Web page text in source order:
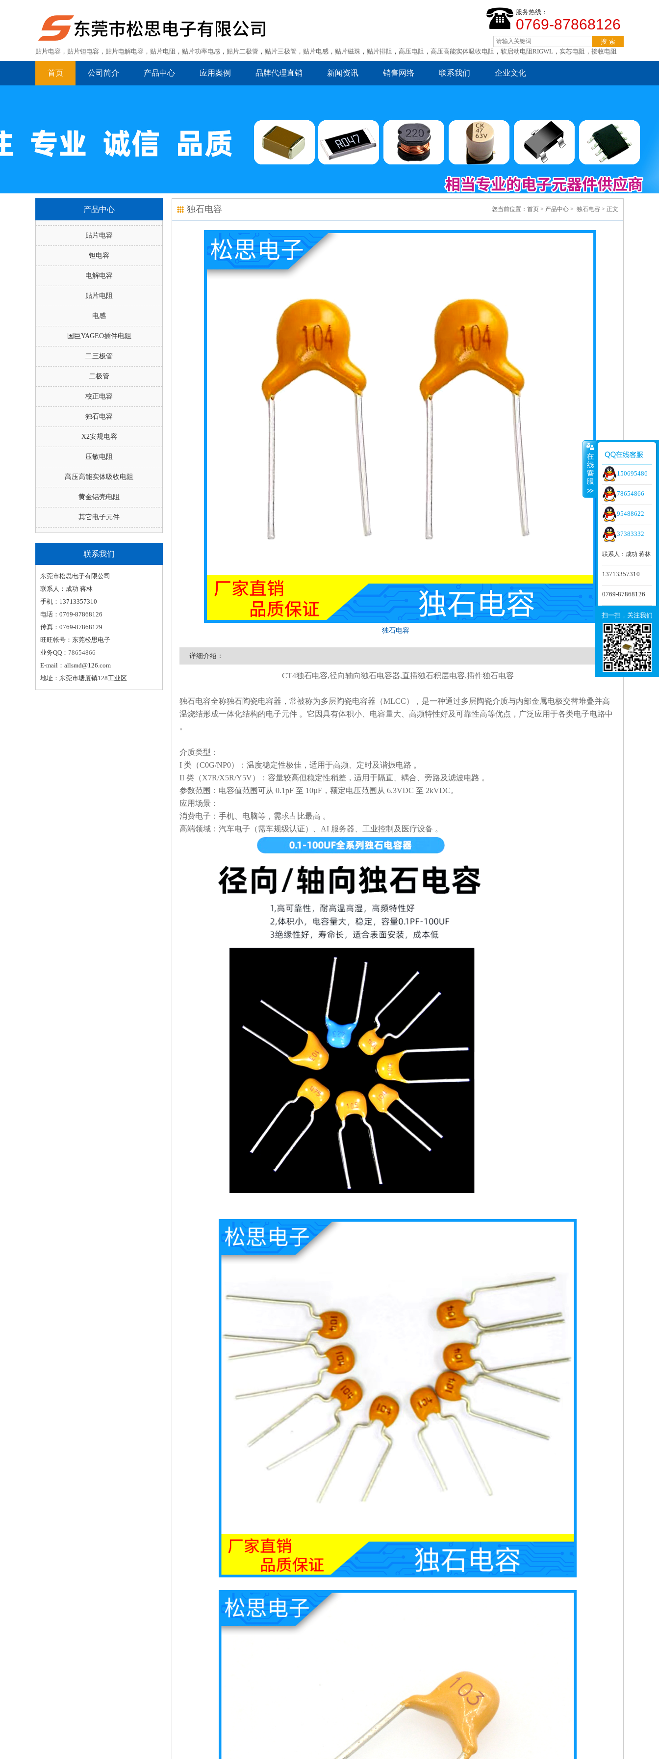
服务热线：
0769-87868126
贴片电容 ， 贴片钽电容 ， 贴片电解电容 ， 贴片电阻 ， 贴片功率电感 ， 贴片二极管 ， 贴片三极管 ， 贴片电感 ， 贴片磁珠 ， 贴片排阻 ， 高压电阻 ， 高压高能实体吸收电阻 ， 软启动电阻RIGWL ， 实芯电阻 ， 接收电阻
首页 公司简介 产品中心 应用案例 品牌代理直销 新闻资讯 销售网络 联系我们 企业文化
产品中心
贴片电容
钽电容
电解电容
贴片电阻
电感
国巨YAGEO插件电阻
二三极管
二极管
校正电容
独石电容
X2安规电容
压敏电阻
高压高能实体吸收电阻
黄金铝壳电阻
其它电子元件
联系我们
东莞市松思电子有限公司
联系人：成功 蒋林
手机：13713357310
电话：0769-87868126
传真：0769-87868129
旺旺帐号：东莞松思电子
业务QQ： 78654866
E-mail：allsmd@126.com
地址：东莞市塘厦镇128工业区
您当前位置： 首页 > 产品中心 > 独石电容 > 正文
独石电容
独石电容
详细介绍：
CT4独石电容,径向轴向独石电容器,直插独石积层电容,插件独石电容
独石电容全称‌独石陶瓷电容器‌，常被称为‌多层陶瓷电容器（MLCC）‌，是一种通过多层陶瓷介质与内部金属电极交替堆叠并高
温烧结形成一体化结构的电子元件 。它因具有‌体积小、电容量大、高频特性好‌及可靠性高等优点，广泛应用于各类电子电路中
。‌‌
‌介质类型‌：
‌I 类（C0G/NP0）‌：温度稳定性极佳，适用于高频、定时及谐振电路 。
‌II 类（X7R/X5R/Y5V）‌：容量较高但稳定性稍差，适用于隔直、耦合、旁路及滤波电路 。‌‌
‌参数范围‌：电容值范围可从 0.1pF 至 10µF，额定电压范围从 6.3VDC 至 2kVDC。‌‌
‌应用场景‌：
‌消费电子‌：手机、电脑等，需求占比最高 。
‌高端领域‌：汽车电子（需车规级认证）、AI 服务器、工业控制及医疗设备 。‌‌
150695486
78654866
95488622
37383332
联系人：成功 蒋林
13713357310
0769-87868126
扫一扫，关注我们